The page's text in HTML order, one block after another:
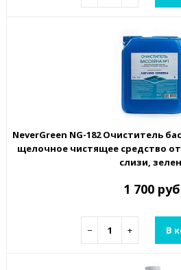
NeverGreen NG-182 Очиститель
щелочное чистящее средство
слизи,
1 700
− + В